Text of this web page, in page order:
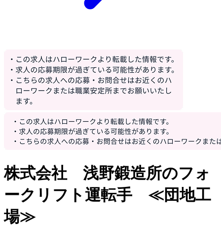
株式会社 浅野鍛造所のフォ
ークリフト運転手 ≪団地工
場≫